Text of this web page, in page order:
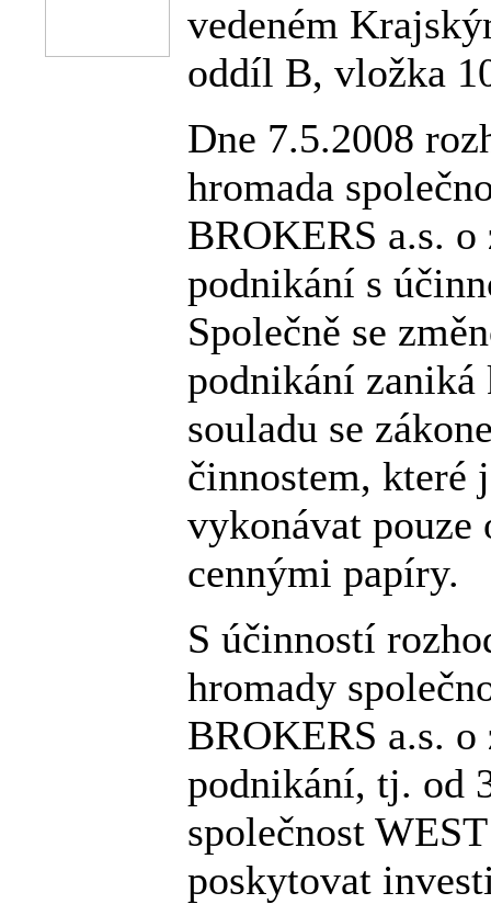
vedeném
oddíl B, vložka
Dne 7.5.2008
hromada
BROKERS a.s. o
podnikání s
Společně se
podnikání zaniká
souladu se
činnostem, které
vykonávat pouze
cennými papíry.
S účinností
hromady
BROKERS a.s. o
podnikání, tj. od
společnost
poskytovat